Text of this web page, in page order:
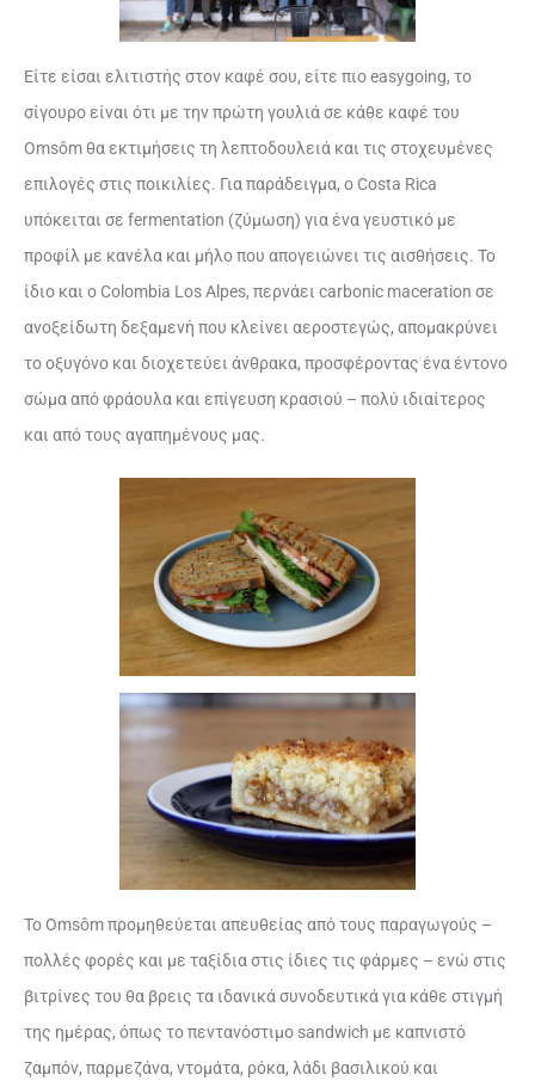
Είτε είσαι ελιτιστής στον καφέ σου, είτε πιο easygoing, το
σίγουρο είναι ότι με την πρώτη γουλιά σε κάθε καφέ του
Omsôm θα εκτιμήσεις τη λεπτοδουλειά και τις στοχευμένες
επιλογές στις ποικιλίες. Για παράδειγμα, ο Costa Rica
υπόκειται σε fermentation (ζύμωση) για ένα γευστικό με
προφίλ με κανέλα και μήλο που απογειώνει τις αισθήσεις. Το
ίδιο και ο Colombia Los Alpes, περνάει carbonic maceration σε
ανοξείδωτη δεξαμενή που κλείνει αεροστεγώς, απομακρύνει
το οξυγόνο και διοχετεύει άνθρακα, προσφέροντας ένα έντονο
σώμα από φράουλα και επίγευση κρασιού – πολύ ιδιαίτερος
και από τους αγαπημένους μας.
Το Omsôm προμηθεύεται απευθείας από τους παραγωγούς –
πολλές φορές και με ταξίδια στις ίδιες τις φάρμες – ενώ στις
βιτρίνες του θα βρεις τα ιδανικά συνοδευτικά για κάθε στιγμή
της ημέρας, όπως το πεντανόστιμο sandwich με καπνιστό
ζαμπόν, παρμεζάνα, ντομάτα, ρόκα, λάδι βασιλικού και